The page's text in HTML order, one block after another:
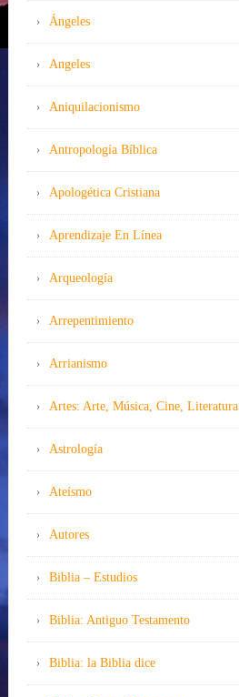
Ángeles
Angeles
Aniquilacionismo
Antropología Bíblica
Apologética Cristiana
Aprendizaje En Línea
Arqueología
Arrepentimiento
Arrianismo
Artes: Arte, Música, Cine, Literatura
Astrología
Ateísmo
Autores
Biblia – Estudios
Biblia: Antiguo Testamento
Biblia: la Biblia dice